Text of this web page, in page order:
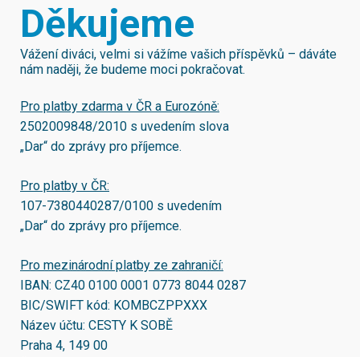
Děkujeme
Vážení diváci, velmi si vážíme vašich příspěvků – dáváte
nám naději, že budeme moci pokračovat.
Pro platby zdarma v ČR a Eurozóně:
2502009848/2010 s uvedením slova
„Dar“ do zprávy pro příjemce.
Pro platby v ČR:
107-7380440287/0100 s uvedením
„Dar“ do zprávy pro příjemce.
Pro mezinárodní platby ze zahraničí:
IBAN: CZ40 0100 0001 0773 8044 0287
BIC/SWIFT kód: KOMBCZPPXXX
Název účtu: CESTY K SOBĚ
Praha 4, 149 00